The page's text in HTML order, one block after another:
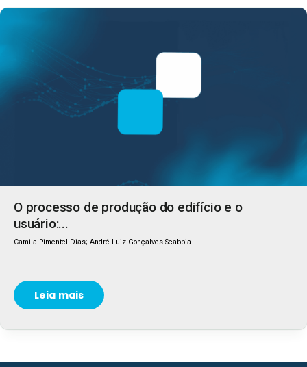
O processo de produção do edifício e o
usuário:...
Camila Pimentel Dias; André Luiz Gonçalves Scabbia
Leia mais